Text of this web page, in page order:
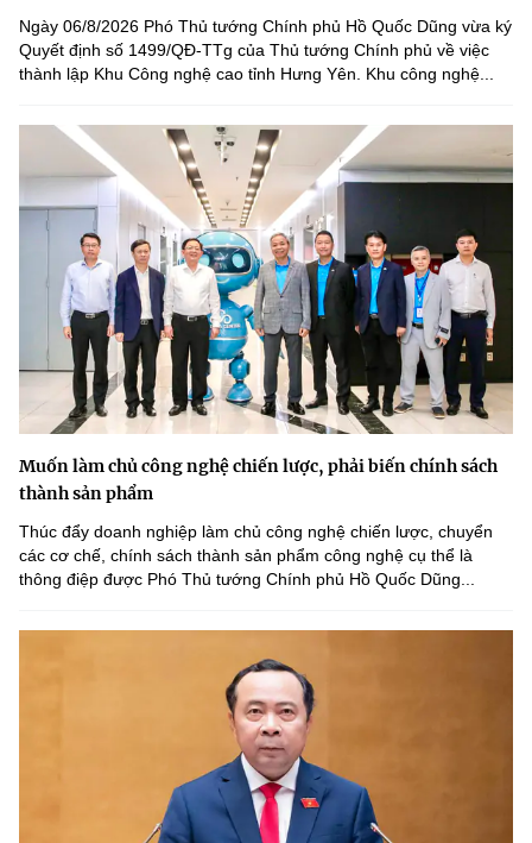
Ngày 06/8/2026 Phó Thủ tướng Chính phủ Hồ Quốc Dũng vừa ký
Quyết định số 1499/QĐ-TTg của Thủ tướng Chính phủ về việc
thành lập Khu Công nghệ cao tỉnh Hưng Yên. Khu công nghệ...
Muốn làm chủ công nghệ chiến lược, phải biến chính sách
thành sản phẩm
Thúc đẩy doanh nghiệp làm chủ công nghệ chiến lược, chuyển
các cơ chế, chính sách thành sản phẩm công nghệ cụ thể là
thông điệp được Phó Thủ tướng Chính phủ Hồ Quốc Dũng...